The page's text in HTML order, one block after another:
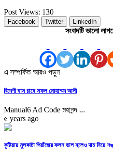
Post Views: 130
Facebook Twitter LinkedIn
সংবাদটি ভালো
এ সম্পর্কিত আরও পড়ুন
বিদেশী ঘাস চাষে সফল মোহাম্মদ আলী
Manual6 Ad Code মহানন্দ ...
৫ years ago
কুষ্টিয়ায় মুলকাটা পিয়াঁজের ফলন ভাল হলেও দাম নিয়ে